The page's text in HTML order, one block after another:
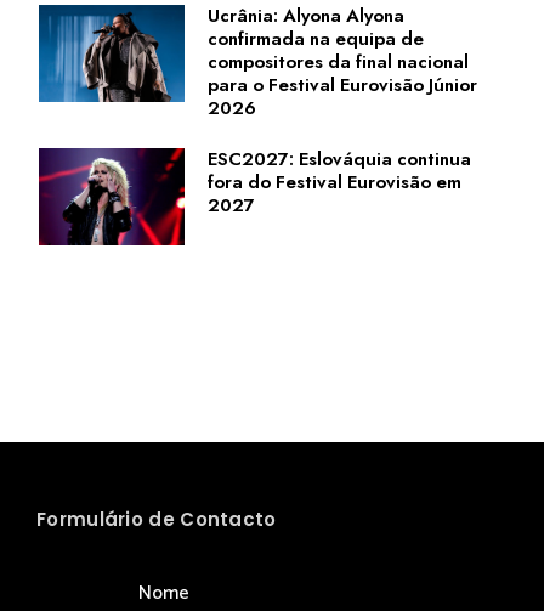
Ucrânia: Alyona Alyona
confirmada na equipa de
compositores da final nacional
para o Festival Eurovisão Júnior
2026
ESC2027: Eslováquia continua
fora do Festival Eurovisão em
2027
Formulário de Contacto
Nome